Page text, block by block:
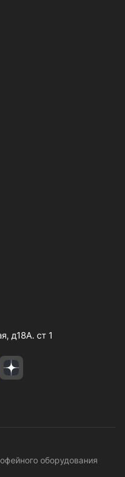
д18А. ст 1
оборудования